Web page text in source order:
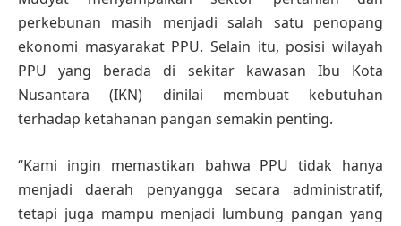
perkebunan masih menjadi salah satu penopang
ekonomi masyarakat PPU. Selain itu, posisi wilayah
PPU yang berada di sekitar kawasan Ibu Kota
Nusantara (IKN) dinilai membuat kebutuhan
terhadap ketahanan pangan semakin penting.
“Kami ingin memastikan bahwa PPU tidak hanya
menjadi daerah penyangga secara administratif,
tetapi juga mampu menjadi lumbung pangan yang